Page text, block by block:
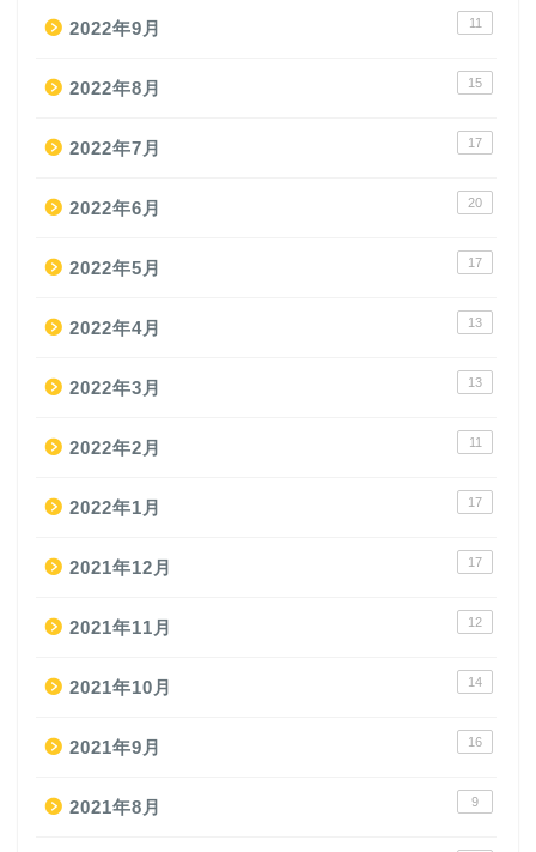
2022年9月 11
2022年8月 15
2022年7月 17
2022年6月 20
2022年5月 17
2022年4月 13
2022年3月 13
2022年2月 11
2022年1月 17
2021年12月 17
2021年11月 12
2021年10月 14
2021年9月 16
2021年8月 9